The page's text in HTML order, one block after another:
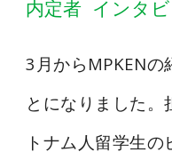
内定者 インタ
3月からMPKENの
とになりました
トナム人留学生